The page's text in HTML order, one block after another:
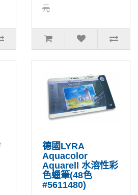
元
德國LYRA
Aquacolor
Aquarell 水溶性彩
色蠟筆(48色
#5611480)